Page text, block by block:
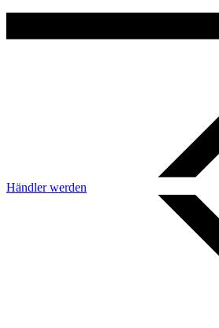
Händler werden